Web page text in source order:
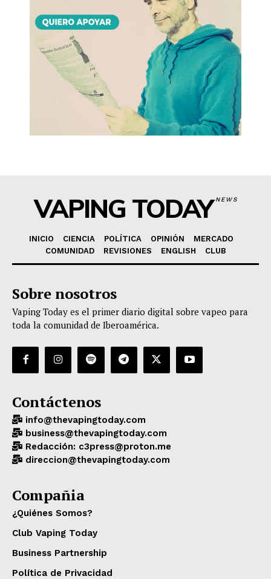
VAPING TODAYNEWS
INICIO CIENCIA POLÍTICA OPINIÓN
MERCADO
COMUNIDAD
REVISIONES ENGLISH CLUB
Sobre nosotros
Vaping Today es el primer diario digital sobre vapeo para
toda la comunidad de Iberoamérica.
Contáctenos
info@thevapingtoday.com
business@thevapingtoday.com
Redacción: c3press@proton.me
direccion@thevapingtoday.com
Compañia
¿Quiénes Somos?
Club Vaping Today
Business Partnership
Política de Privacidad